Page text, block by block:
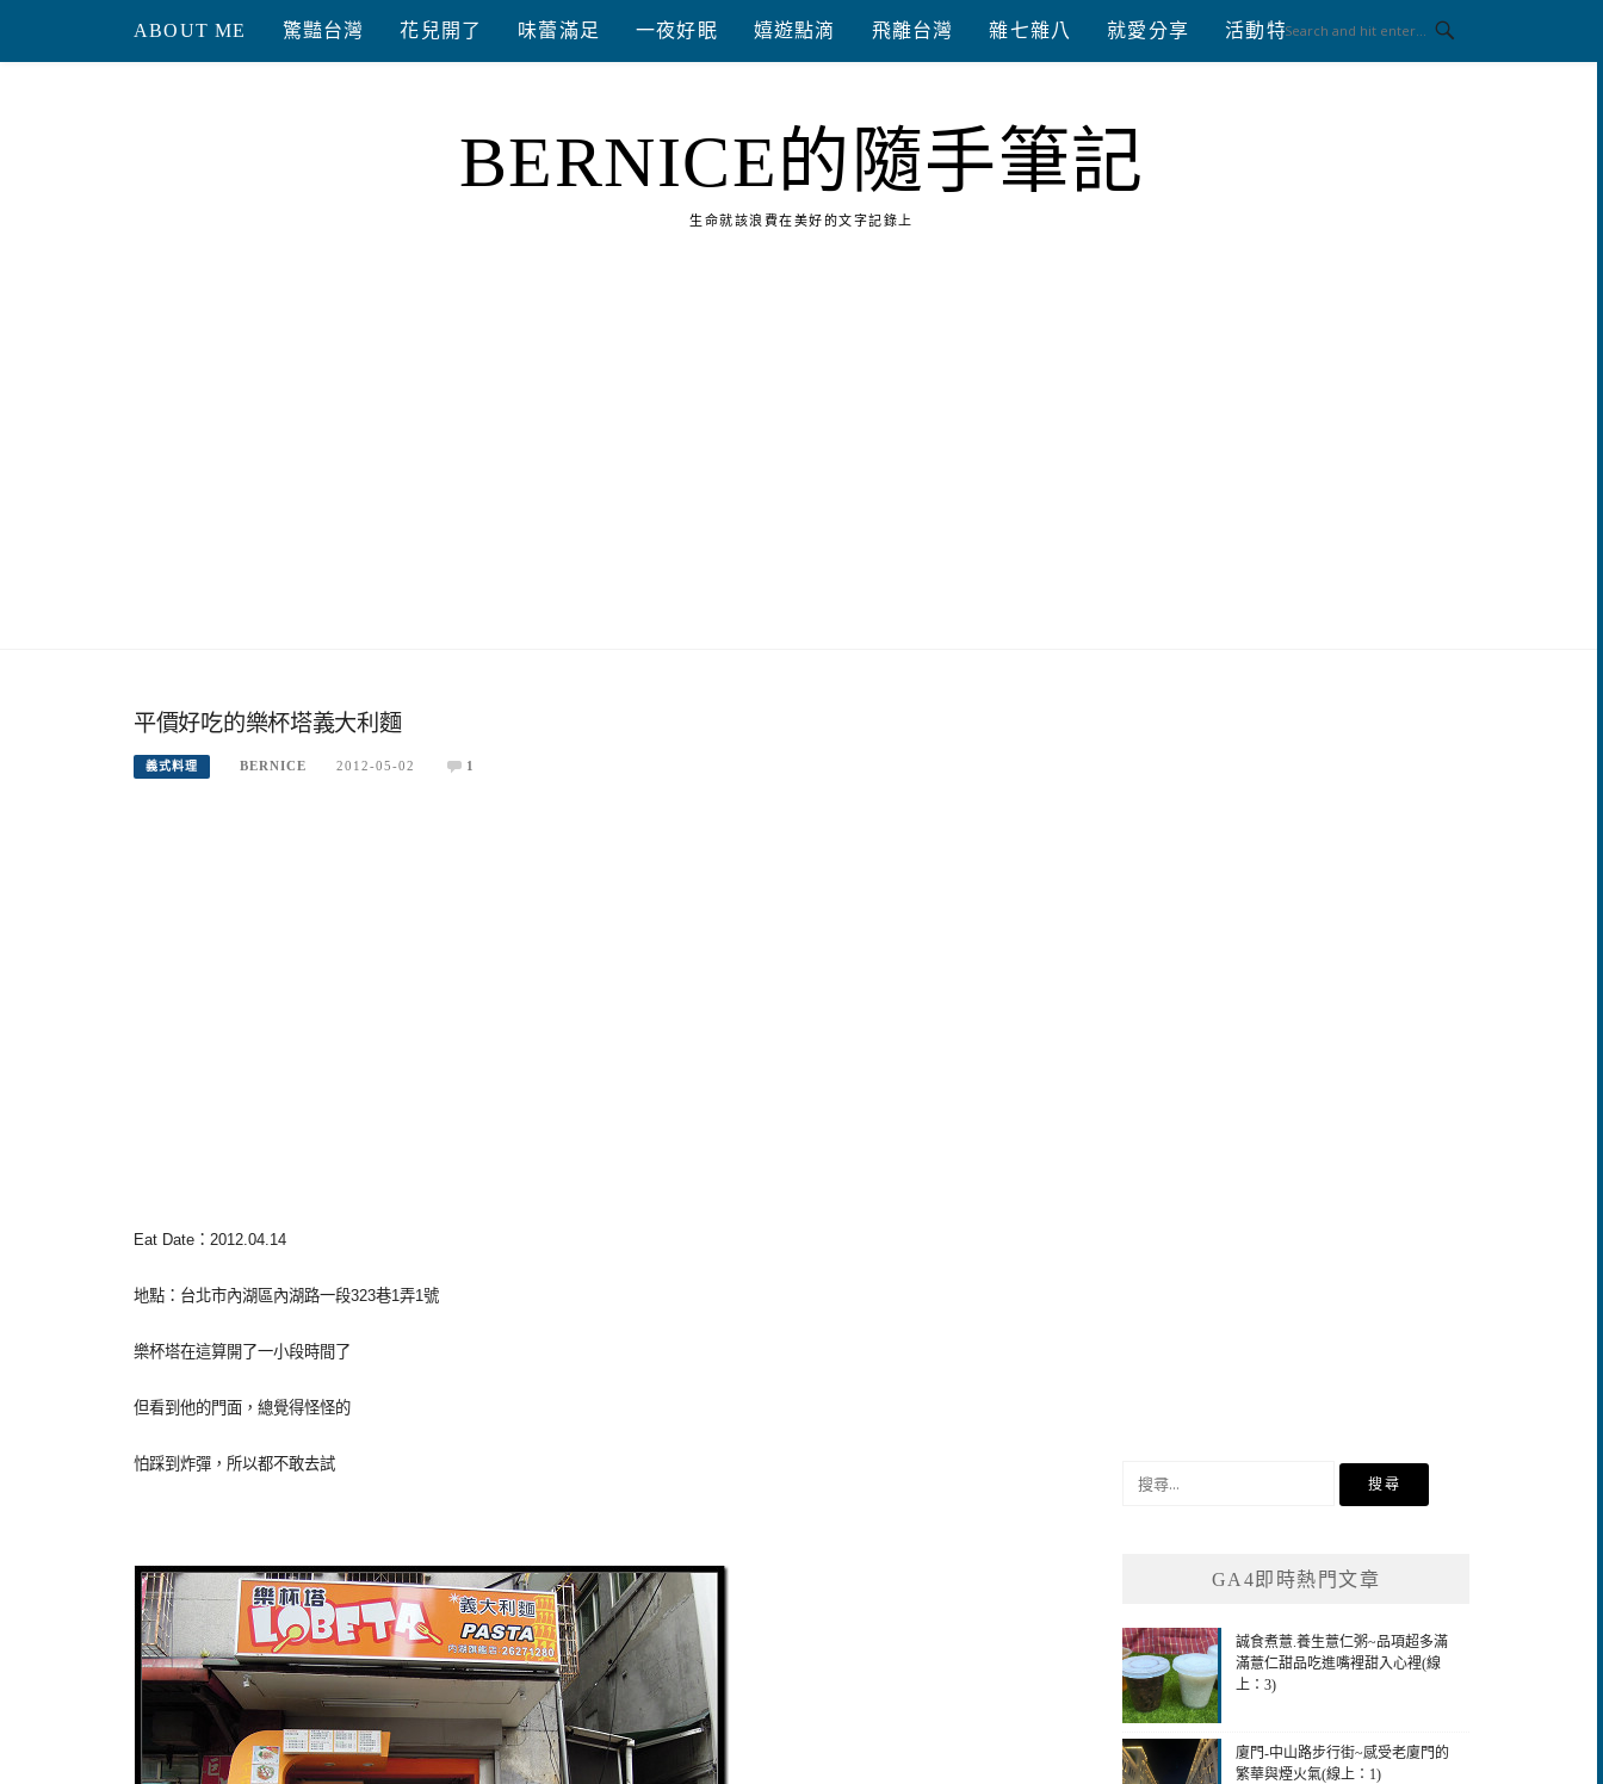
content
ABOUT ME 驚豔台灣 花兒開了 味蕾滿足 一夜好眠 嬉遊點滴 飛離台灣 雜七雜八 就愛分享 活動特區 體驗分享
BERNICE的隨手筆記
生命就該浪費在美好的文字記錄上
平價好吃的樂杯塔義大利麵
義式料理 BERNICE 2012-05-02 1
Eat Date ： 2012.04.14
地點：台北市內湖區內湖路一段323巷1弄1號
樂杯塔在這算開了一小段時間了
但看到他的門面，總覺得怪怪的
怕踩到炸彈，所以都不敢去試
GA4即時熱門文章
誠食煮薏.養生薏仁粥~品項超多滿
滿薏仁甜品吃進嘴裡甜入心裡(線
上：3)
廈門-中山路步行街~感受老廈門的
繁華與煙火氣(線上：1)